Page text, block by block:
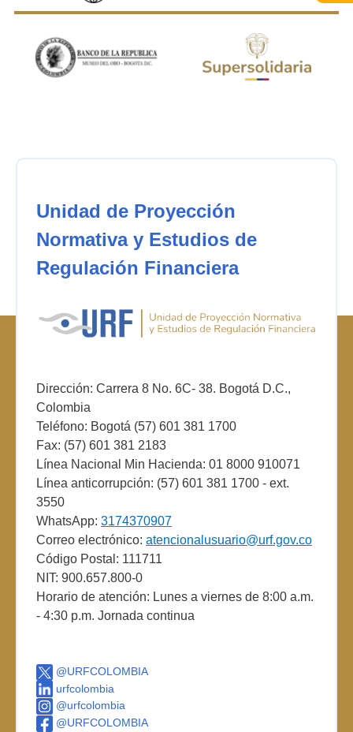
Unidad de Proyección
Normativa y Estudios de
Regulación Financiera
Dirección: Carrera 8 No. 6C- 38. Bogotá D.C.,
Colombia
Teléfono: Bogotá (57) 601 381 1700
Fax: (57) 601 381 2183
Línea Nacional Min Hacienda: 01 8000 910071
Línea anticorrupción: (57) 601 381 1700 - ext.
3550
WhatsApp: 3174370907
Correo electrónico: atencionalusuario@urf.gov.co
Código Postal: 111711
NIT: 900.657.800-0
Horario de atención: Lunes a viernes de 8:00 a.m.
- 4:30 p.m. Jornada continua
@URFCOLOMBIA
urfcolombia
@urfcolombia
@URFCOLOMBIA